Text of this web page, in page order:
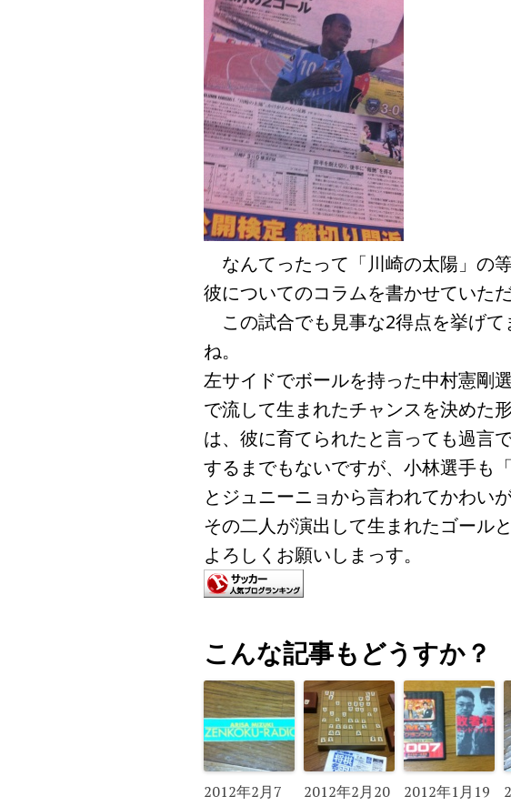
なんてったって「川崎の太陽」の
彼についてのコラムを書かせていただ
この試合でも見事な2得点を挙げ
ね。
左サイドでボールを持った中村憲剛
で流して生まれたチャンスを決めた
は、彼に育てられたと言っても過言
するまでもないですが、小林選手も
とジュニーニョから言われてかわい
その二人が演出して生まれたゴール
よろしくお願いしまっす。
こんな記事もどうすか？
2012年2月7
2012年2月20
2012年1月19